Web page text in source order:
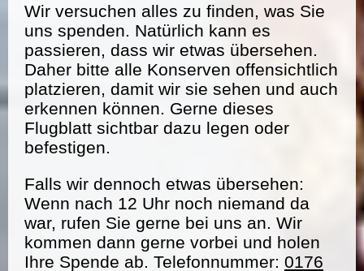
Wir versuchen alles zu finden, was Sie
uns spenden. Natürlich kann es
passieren, dass wir etwas übersehen.
Daher bitte alle Konserven offensichtlich
platzieren, damit wir sie sehen und auch
erkennen können. Gerne dieses
Flugblatt sichtbar dazu legen oder
befestigen.
Falls wir dennoch etwas übersehen:
Wenn nach 12 Uhr noch niemand da
war, rufen Sie gerne bei uns an. Wir
kommen dann gerne vorbei und holen
Ihre Spende ab. Telefonnummer: 0176